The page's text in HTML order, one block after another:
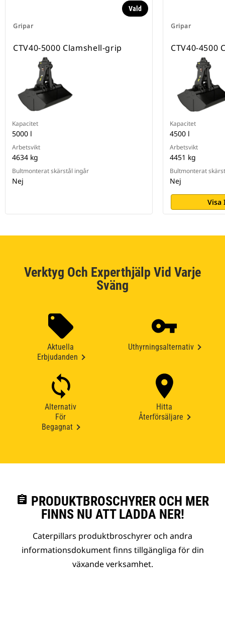
Gripar
Vald
CTV40-5000 Clamshell-grip
Kapacitet
5000 l
Arbetsvikt
4634 kg
Bultmonterat skärstål ingår
Nej
Gripar
CTV40-4500
Kapacitet
4500 l
Arbetsvikt
4451 kg
Bultmonterat
Nej
Visa
Verktyg Och Experthjälp Vid Varje
Sväng
Aktuella
Erbjudanden
Uthyrningsalternativ
Alternativ
För
Begagnat
Hitta
Återförsäljare
assignment PRODUKTBROSCHYRER OCH MER
FINNS NU ATT LADDA NER!
Caterpillars produktbroschyrer och andra
informationsdokument finns tillgängliga för din
växande verksamhet.